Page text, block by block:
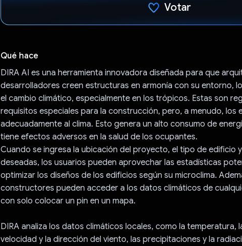
Votar
Qué hace
DIRA AI es una herramienta innovadora diseñada para que
desarrolladores creen estructuras en armonía con su entorno,
el cambio climático, especialmente en los trópicos. Estas son
requisitos especiales para la construcción, pero, a menudo, los
adecuadamente al clima. Esto genera un alto consumo de
tiene efectos adversos en la salud de los ocupantes.
Cuando se ingresa la ubicación del proyecto, el tipo de edificio
deseadas, los usuarios pueden aprovechar las estadísticas
optimizar los diseños de los edificios según su microclima.
constructores pueden acceder a los datos climáticos de
con solo colocar un pin en un mapa.
DIRA analiza los datos climáticos locales, como la temperatura,
velocidad y la dirección del viento, las precipitaciones y la